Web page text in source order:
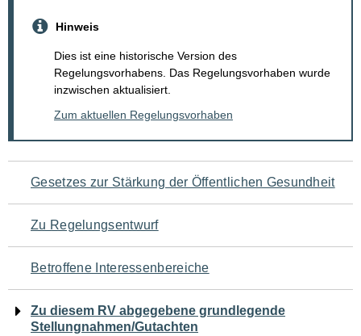
Hinweis
Dies ist eine historische Version des
Regelungsvorhabens. Das Regelungsvorhaben wurde
inzwischen aktualisiert.
Zum aktuellen Regelungsvorhaben
Navigation
für
den
Seiteninhalt
Gesetzes zur Stärkung der Öffentlichen Gesundheit
Zu Regelungsentwurf
Betroffene Interessenbereiche
Zu diesem RV abgegebene grundlegende
Stellungnahmen/Gutachten